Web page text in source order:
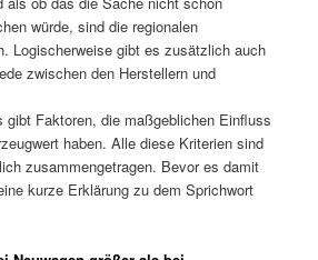
würde, sind die regionalen
Logischerweise gibt es zusätzlich auch
zwischen den Herstellern und
gibt Faktoren, die maßgeblichen Einfluss
haben. Alle diese Kriterien sind
zusammengetragen. Bevor es damit
kurze Erklärung zu dem Sprichwort